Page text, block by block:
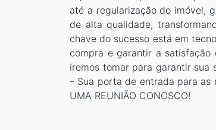
até a regularização do imóvel,
de alta qualidade,
chave do sucesso está em
compra e garantir a satisfação
iremos tomar para garantir sua
– Sua porta de entrada para as
UMA REUNIÃO CONOSCO!